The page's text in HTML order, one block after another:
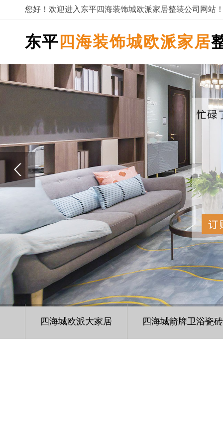
您好！欢迎进入东平四海装饰城欧派家居整装公司网站
东平 四海装饰城欧派家居
四海城欧派大家居 四海城箭牌卫浴瓷砖